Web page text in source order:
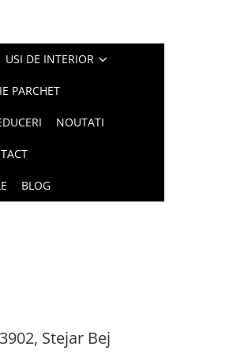
USI DE INTERIOR
PARCHET
NOUTATI
BLOG
Stejar Bej